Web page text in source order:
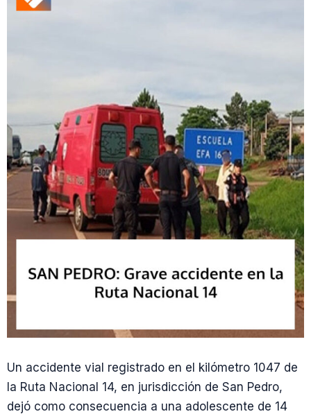
Un accidente vial registrado en el kilómetro 1047 de
la Ruta Nacional 14, en jurisdicción de San Pedro,
dejó como consecuencia a una adolescente de 14